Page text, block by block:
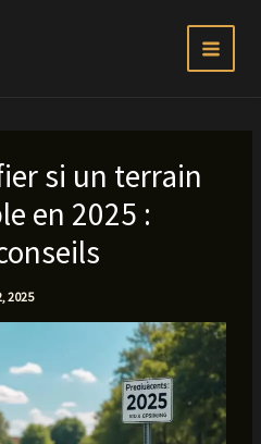
si un terrain
en 2025 :
2025